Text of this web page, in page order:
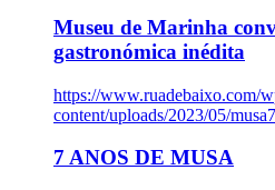
Museu de Marinha
gastronómica inédita
https://www.ruadebaixo.com/
content/uploads/2023/05/
7 ANOS DE MUSA